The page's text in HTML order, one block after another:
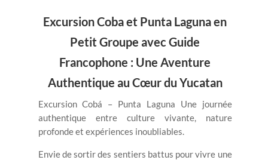
Excursion Coba et Punta Laguna en
Petit Groupe avec Guide
Francophone : Une Aventure
Authentique au Cœur du Yucatan
Excursion Cobá – Punta Laguna Une journée
authentique entre culture vivante, nature
profonde et expériences inoubliables.
Envie de sortir des sentiers battus pour vivre une